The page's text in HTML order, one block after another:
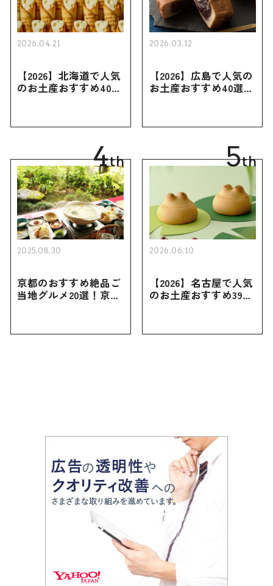
2026.04.21
【2026】北海道で人気
のお土産おすすめ40選
買えない限定品、女性
2026.03.12
【2026】広島で人気の
お土産おすすめ40選｜
き用、女性向けまで幅
4th
2025.08.30
京都のおすすめ絶品ご
当地グルメ20選！京都
5th
2026.06.10
【2026】名古屋で人気
のお土産おすすめ39選
お土産・ばらまき用ま